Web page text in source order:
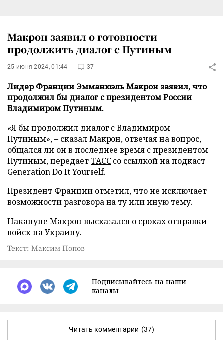
Макрон заявил о готовности
продолжить диалог с Путиным
25 июня 2024, 01:44 37
Лидер Франции Эмманюэль Макрон заявил, что
продолжил бы диалог с президентом России
Владимиром Путиным.
«Я бы продолжил диалог с Владимиром
Путиным», – сказал Макрон, отвечая на вопрос,
общался ли он в последнее время с президентом
Путиным, передаетТАСС со ссылкой на подкаст
Generation Do It Yourself.
Президент Франции отметил, что не исключает
возможности разговора на ту или иную тему.
Накануне Макрон высказался о сроках отправки
войск на Украину.
Текст: Максим Попов
Подписывайтесь на наши
каналы
Читать комментарии (37)